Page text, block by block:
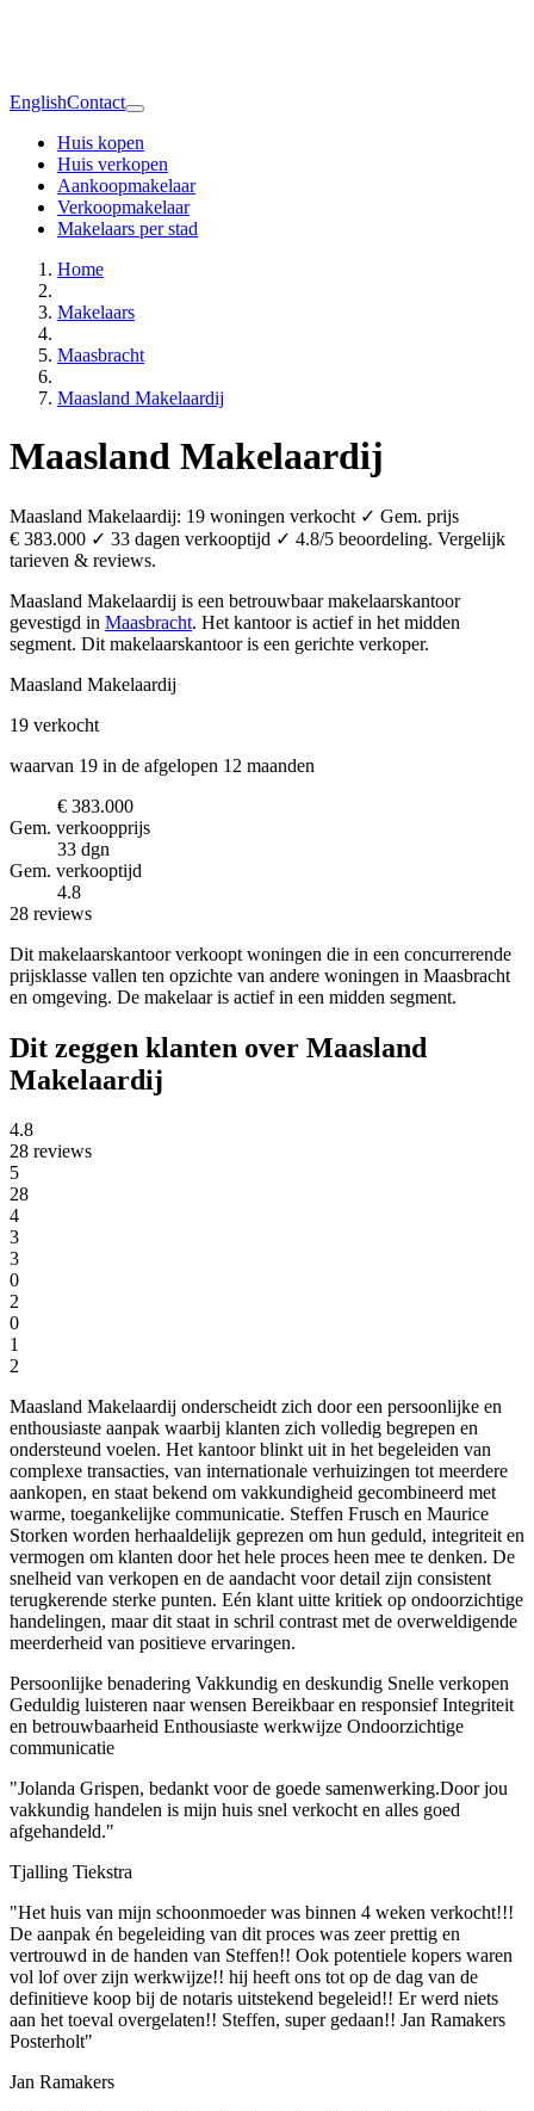
EnglishContact
Huis kopen
Huis verkopen
Aankoopmakelaar
Verkoopmakelaar
Makelaars per stad
Home
Makelaars
Maasbracht
Maasland Makelaardij
Maasland Makelaardij
Maasland Makelaardij: 19 woningen verkocht ✓ Gem. prijs
€ 383.000 ✓ 33 dagen verkooptijd ✓ 4.8/5 beoordeling. Vergelijk
tarieven & reviews.
Maasland Makelaardij is een betrouwbaar makelaarskantoor
gevestigd in Maasbracht. Het kantoor is actief in het midden
segment. Dit makelaarskantoor is een gerichte verkoper.
Maasland Makelaardij
19 verkocht
waarvan 19 in de afgelopen 12 maanden
€ 383.000
Gem. verkoopprijs
33 dgn
Gem. verkooptijd
4.8
28 reviews
Dit makelaarskantoor verkoopt woningen die in een concurrerende
prijsklasse vallen ten opzichte van andere woningen in Maasbracht
en omgeving. De makelaar is actief in een midden segment.
Dit zeggen klanten over Maasland
Makelaardij
4.8
28 reviews
5
28
4
3
3
0
2
0
1
2
Maasland Makelaardij onderscheidt zich door een persoonlijke en
enthousiaste aanpak waarbij klanten zich volledig begrepen en
ondersteund voelen. Het kantoor blinkt uit in het begeleiden van
complexe transacties, van internationale verhuizingen tot meerdere
aankopen, en staat bekend om vakkundigheid gecombineerd met
warme, toegankelijke communicatie. Steffen Frusch en Maurice
Storken worden herhaaldelijk geprezen om hun geduld, integriteit en
vermogen om klanten door het hele proces heen mee te denken. De
snelheid van verkopen en de aandacht voor detail zijn consistent
terugkerende sterke punten. Eén klant uitte kritiek op ondoorzichtige
handelingen, maar dit staat in schril contrast met de overweldigende
meerderheid van positieve ervaringen.
Persoonlijke benadering Vakkundig en deskundig Snelle verkopen
Geduldig luisteren naar wensen Bereikbaar en responsiefIntegriteit
en betrouwbaarheid Enthousiaste werkwijze Ondoorzichtige
communicatie
"Jolanda Grispen, bedankt voor de goede samenwerking.Door jou
vakkundig handelen is mijn huis snel verkocht en alles goed
afgehandeld."
Tjalling Tiekstra
"Het huis van mijn schoonmoeder was binnen 4 weken verkocht!!!
De aanpak én begeleiding van dit proces was zeer prettig en
vertrouwd in de handen van Steffen!! Ook potentiele kopers waren
vol lof over zijn werkwijze!! hij heeft ons tot op de dag van de
definitieve koop bij de notaris uitstekend begeleid!! Er werd niets
aan het toeval overgelaten!! Steffen, super gedaan!! Jan Ramakers
Posterholt"
Jan Ramakers